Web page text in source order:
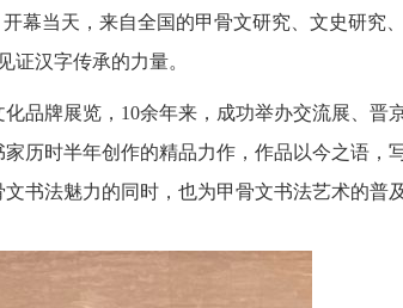
幕当天，来自全国的甲骨文研究、文史研究
证汉字传承的力量。
牌展览，10余年来，成功举办交流展、晋京
历时半年创作的精品力作，作品以今之语，
书法魅力的同时，也为甲骨文书法艺术的普